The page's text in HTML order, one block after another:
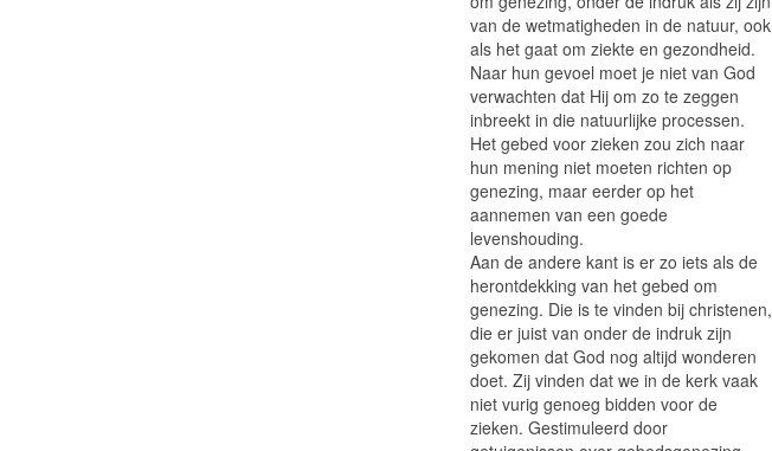
van de wetmatigheden in de natuur, ook
als het gaat om ziekte en gezondheid.
Naar hun gevoel moet je niet van God
verwachten dat Hij om zo te zeggen
inbreekt in die natuurlijke processen.
Het gebed voor zieken zou zich naar
hun mening niet moeten richten op
genezing, maar eerder op het
aannemen van een goede
levenshouding.
Aan de andere kant is er zo iets als de
herontdekking van het gebed om
genezing. Die is te vinden bij christenen,
die er juist van onder de indruk zijn
gekomen dat God nog altijd wonderen
doet. Zij vinden dat we in de kerk vaak
niet vurig genoeg bidden voor de
zieken. Gestimuleerd door